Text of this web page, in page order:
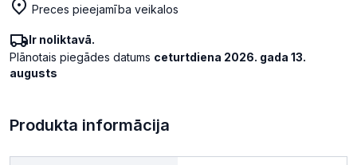
Preces pieejamība veikalos
Ir noliktavā.
Plānotais piegādes datums ceturtdiena 2026. gada 13.
augusts
Produkta informācija